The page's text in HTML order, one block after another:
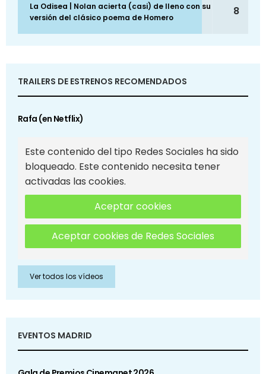
La Odisea | Nolan acierta (casi) de lleno con su
versión del clásico poema de Homero
8
TRAILERS DE ESTRENOS RECOMENDADOS
Rafa (en Netflix)
Este contenido del tipo Redes Sociales ha sido
bloqueado. Este contenido necesita tener
activadas las cookies.
Aceptar cookies
Aceptar cookies de Redes Sociales
Ver todos los vídeos
EVENTOS MADRID